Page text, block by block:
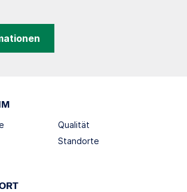
Qualität
Standorte